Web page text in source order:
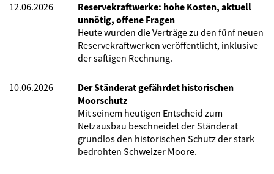
12.06.2026
Reservekraftwerke: hohe Kosten, aktuell
unnötig, offene Fragen
Heute wurden die Verträge zu den fünf neuen
Reservekraftwerken veröffentlicht, inklusive
der saftigen Rechnung.
10.06.2026
Der Ständerat gefährdet historischen
Moorschutz
Mit seinem heutigen Entscheid zum
Netzausbau beschneidet der Ständerat
grundlos den historischen Schutz der stark
bedrohten Schweizer Moore.